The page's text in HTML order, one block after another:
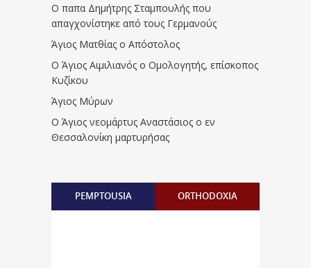
Ο παπα Δημήτρης Σταμπουλής που
απαγχονίστηκε από τους Γερμανούς
Άγιος Ματθίας ο Απόστολος
Ο Άγιος Αιμιλιανός ο Ομολογητής, επίσκοπος
Κυζίκου
Άγιος Μύρων
Ο Άγιος νεομάρτυς Αναστάσιος ο εν
Θεσσαλονίκη μαρτυρήσας
PEMPTOUSIA ORTHODOXIA